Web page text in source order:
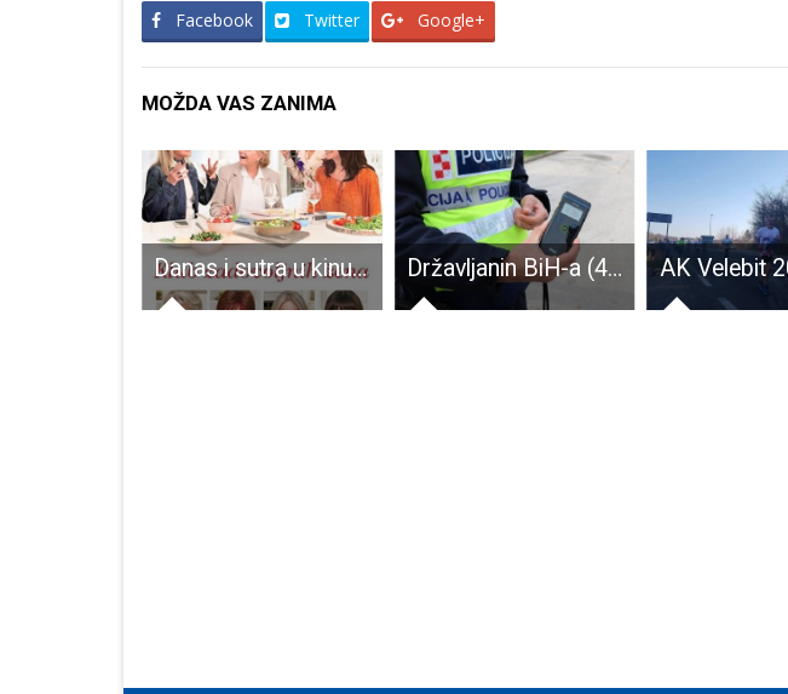
Facebook Twitter Google+
MOŽDA VAS ZANIMA
Danas i sutra u kinu Korzo hit komedija Klub zadovoljnih žena!!! Državljanin BiH-a (42) u Novalji vozio s više od tri promila alkohola u krvi